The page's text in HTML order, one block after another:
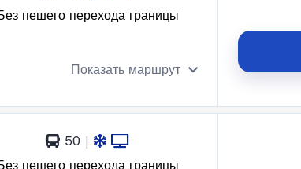
пешего перехода границы
Показать маршрут
50 |
пешего перехода границы